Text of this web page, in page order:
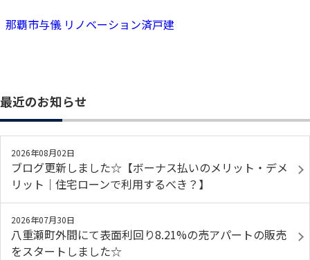
那覇市与儀 リノベーション済戸建
最近のお知らせ
2026年08月02日
ブログ更新しました☆【ボーナス払いのメリット・デメ
リット｜住宅ローンで利用するべき？】
2026年07月30日
八重瀬町外間にて表面利回り8.21%の売アパートの販売
をスタートしました☆